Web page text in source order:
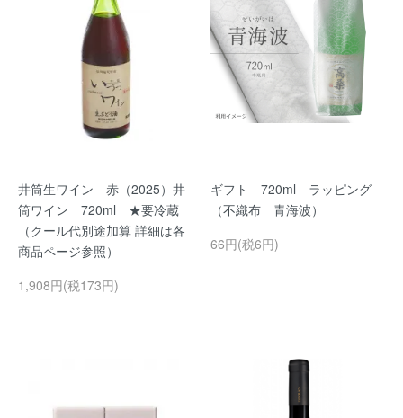
井筒生ワイン 赤（2025）井
筒ワイン 720ml ★要冷蔵
（クール代別途加算 詳細は各
商品ページ参照）
1,908円(税173円)
ギフト 720ml ラッピング
（不織布 青海波）
66円(税6円)